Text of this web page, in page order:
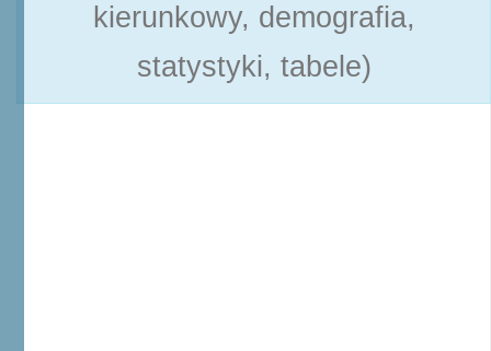
kierunkowy, demografia,
statystyki, tabele)